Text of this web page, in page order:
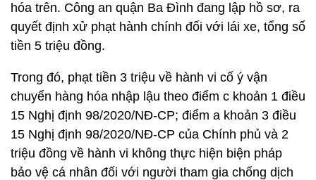
hóa trên. Công an quận Ba Đình đang lập hồ sơ, ra
quyết định xử phạt hành chính đối với lái xe, tổng số
tiền 5 triệu đồng.
Trong đó, phạt tiền 3 triệu về hành vi cố ý vận
chuyển hàng hóa nhập lậu theo điểm c khoản 1 điều
15 Nghị định 98/2020/NĐ-CP; điểm a khoản 3 điều
15 Nghị định 98/2020/NĐ-CP của Chính phủ và 2
triệu đồng về hành vi không thực hiện biện pháp
bảo vệ cá nhân đối với người tham gia chống dịch